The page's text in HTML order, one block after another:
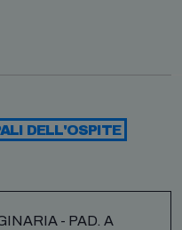
DELL'OSPITE
- PAD. A